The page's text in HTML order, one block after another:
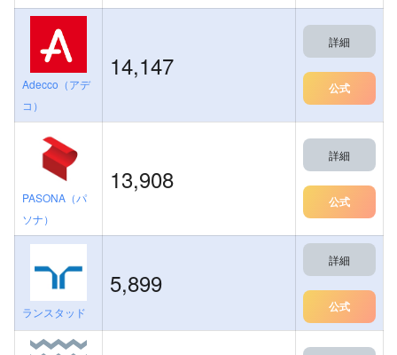
Adecco（アデ
コ）
14,147
詳細
公式
PASONA（パ
ソナ）
13,908
詳細
公式
ランスタッド
5,899
詳細
公式